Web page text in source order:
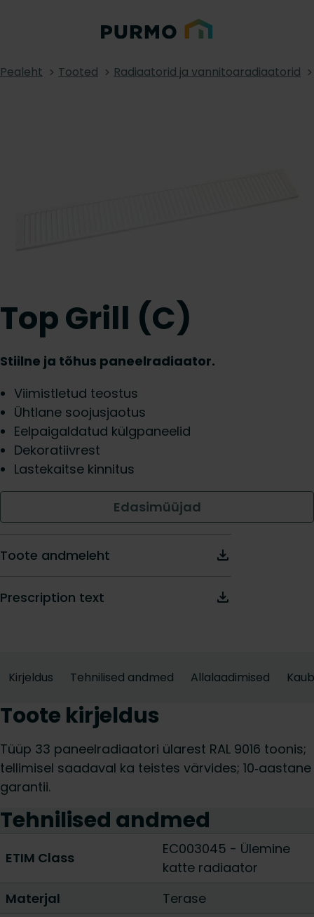
Pealeht Tooted Radiaatorid ja vannitoaradiaatorid
Top Grill (C)
Stiilne ja tõhus paneelradiaator.
Viimistletud teostus
Ühtlane soojusjaotus
Eelpaigaldatud külgpaneelid
Dekoratiivrest
Lastekaitse kinnitus
Edasimüüjad
Toote andmeleht
Prescription text
Kirjeldus Tehnilised andmed Allalaadimised
Toote kirjeldus
Tüüp 33 paneelradiaatori ülarest RAL 9016 toonis;
tellimisel saadaval ka teistes värvides; 10‑aastane
garantii.
Tehnilised andmed
ETIM Class
EC003045 - Ülemine
katte radiaator
Materjal
Terase